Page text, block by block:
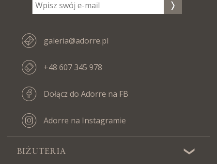
galeria@adorre.pl
+48 607 345 978
Dołącz do Adorre na FB
Adorre na Instagramie
BIŻUTERIA